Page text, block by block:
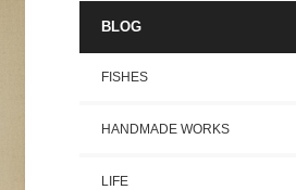
BLOG
FISHES
HANDMADE WORKS
LIFE